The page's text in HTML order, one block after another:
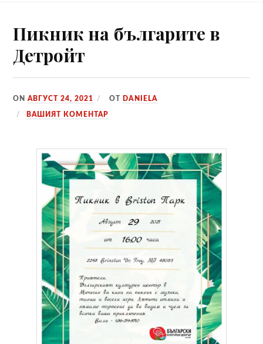
Пикник на българите в
Детройт
ONАВГУСТ 24, 2021 ОТ DANIELA
ВАШИЯТ КОМЕНТАР